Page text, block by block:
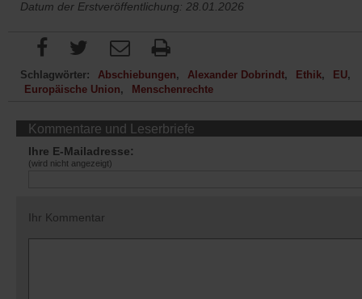
Datum der Erstveröffentlichung: 28.01.2026
Schlagwörter: Abschiebungen Alexander Dobrindt Ethik
EU
Europäische Union
Menschenrechte
Kommentare und Leserbriefe
Ihre E-Mailadresse:
(wird nicht angezeigt)
Ihr Kommentar